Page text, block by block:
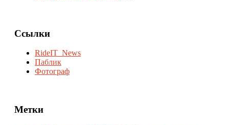
Ссылки
RideIT_News
Паблик
Фотограф
Метки